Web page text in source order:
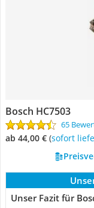
Bosch HC7503
65
ab 44,00 € ( Sofort
Unser Fazit für